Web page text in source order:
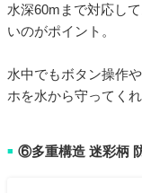
水深60mまで対応し
いのがポイント。
水中でもボタン操作
ホを水から守ってくれ
■ ⑥多重構造 迷彩柄